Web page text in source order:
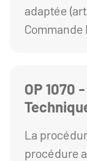
adaptée
Commande
OP 1070
La
procédure